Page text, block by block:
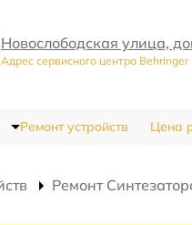
Новослободская улица,
Адрес сервисного центра Behringer
Ремонт устройств Цена
Ремонт